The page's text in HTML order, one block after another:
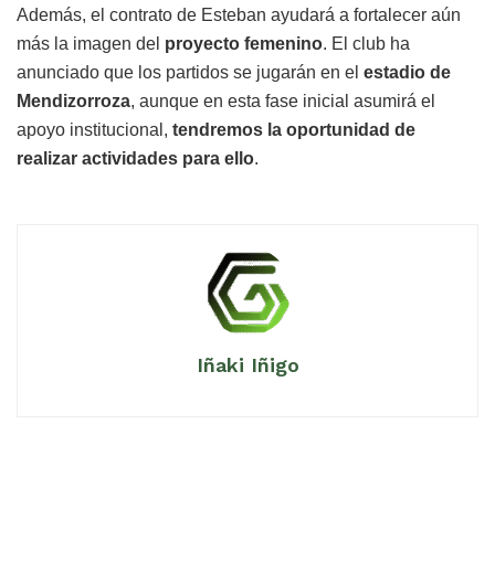
Además, el contrato de Esteban ayudará a fortalecer aún
más la imagen del proyecto femenino. El club ha
anunciado que los partidos se jugarán en el estadio de
Mendizorroza, aunque en esta fase inicial asumirá el
apoyo institucional, tendremos la oportunidad de
realizar actividades para ello.
Iñaki Iñigo